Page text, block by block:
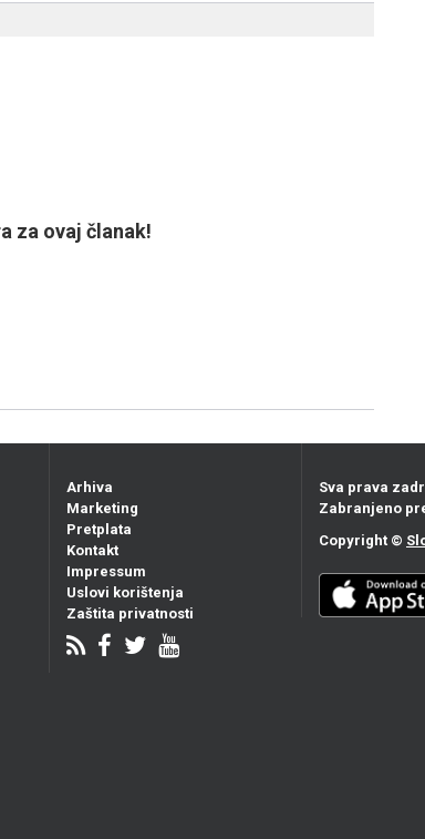
za ovaj članak!
Arhiva
Marketing
Pretplata
Kontakt
Impressum
Uslovi korištenja
Zaštita privatnosti
Sva prava
Zabranjeno
Copyright ©